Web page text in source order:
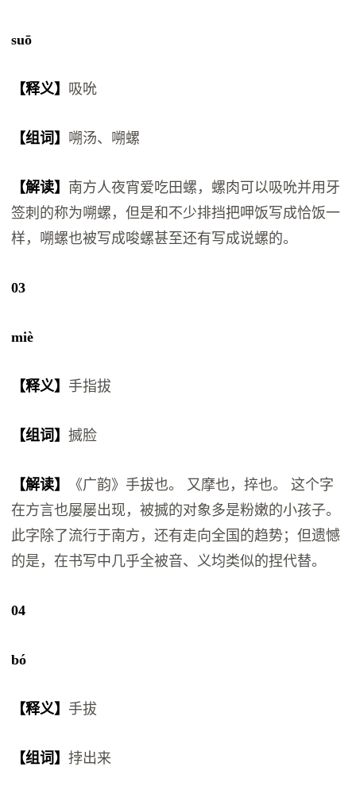
suō
【释义】 吸吮
【组词】 嗍汤、嗍螺
【解读】 南方人夜宵爱吃田螺，螺肉可以吸吮并用牙
签刺的称为嗍螺，但是和不少排挡把呷饭写成恰饭一
样，嗍螺也被写成唆螺甚至还有写成说螺的。
03
miè
【释义】 手指拔
【组词】搣脸
【解读】
《广韵》手拔也。 又摩也，捽也。 这个字
在方言也屡屡出现，被搣的对象多是粉嫩的小孩子。
此字除了流行于南方，还有走向全国的趋势；但遗憾
的是，在书写中几乎全被音、义均类似的捏代替。
04
bó
【释义】 手拔
【组词】挬出来